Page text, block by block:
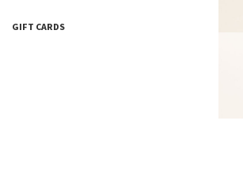
GIFT CARDS